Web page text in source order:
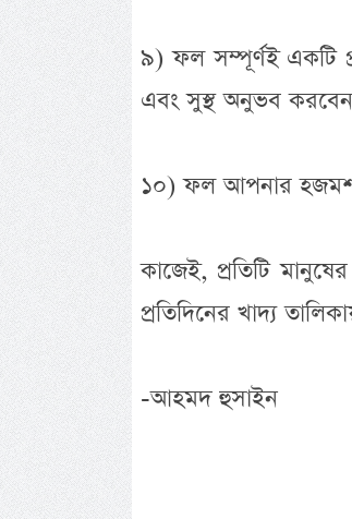
৯) ফল সম্পূর্ণই একটি
এবং সুস্থ অনুভব করবেন।
১০) ফল আপনার
কাজেই, প্রতিটি
প্রতিদিনের খাদ্য
-আহমদ হুসাইন